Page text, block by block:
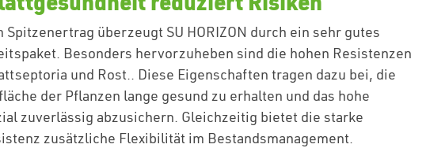
Spitzenertrag überzeugt SU HORIZON durch ein sehr gutes
Besonders hervorzuheben sind die hohen Resistenzen
und Rost.. Diese Eigenschaften tragen dazu bei, die
der Pflanzen lange gesund zu erhalten und das hohe
zuverlässig abzusichern. Gleichzeitig bietet die starke
zusätzliche Flexibilität im Bestandsmanagement.